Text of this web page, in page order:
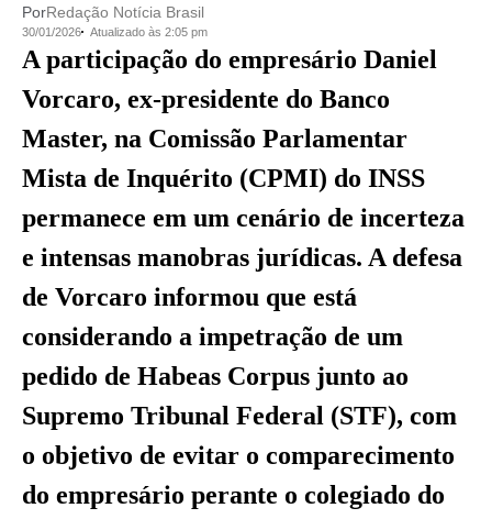
PorRedação Notícia Brasil
30/01/2026 Atualizado às 2:05 pm
A participação do empresário Daniel
Vorcaro, ex-presidente do Banco
Master, na Comissão Parlamentar
Mista de Inquérito (CPMI) do INSS
permanece em um cenário de incerteza
e intensas manobras jurídicas. A defesa
de Vorcaro informou que está
considerando a impetração de um
pedido de Habeas Corpus junto ao
Supremo Tribunal Federal (STF), com
o objetivo de evitar o comparecimento
do empresário perante o colegiado do